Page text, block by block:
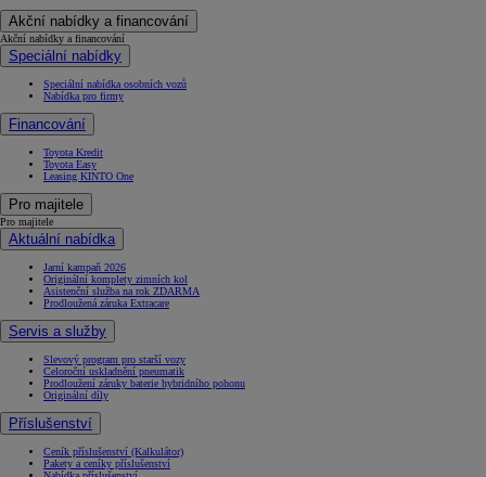
Akční nabídky a financování
Akční nabídky a financování
Speciální nabídky
Speciální nabídka osobních vozů
Nabídka pro firmy
Financování
Toyota Kredit
Toyota Easy
Leasing KINTO One
Pro majitele
Pro majitele
Aktuální nabídka
Jarní kampaň 2026
Originální komplety zimních kol
Asistenční služba na rok ZDARMA
Prodloužená záruka Extracare
Servis a služby
Slevový program pro starší vozy
Celoroční uskladnění pneumatik
Prodloužení záruky baterie hybridního pohonu
Originální díly
Příslušenství
Ceník příslušenství (Kalkulátor)
Pakety a ceníky příslušenství